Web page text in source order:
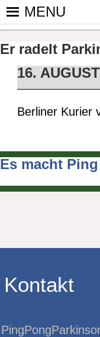
Skip
ist der
Tischtennis –
MENU
Er radelt
16.
Berliner Kurier
Es macht
Kontakt